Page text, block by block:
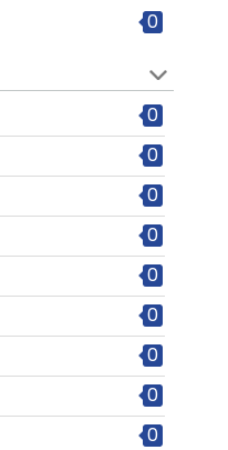
0
0
0
0
0
0
0
0
0
0